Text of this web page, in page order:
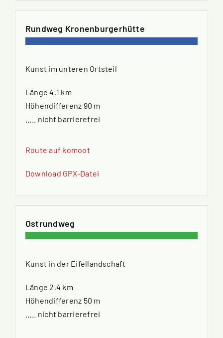
Rundweg Kronenburgerhütte
Kunst im unteren Ortsteil
Länge 4,1 km
Höhendifferenz 90 m
….. nicht barrierefrei
Ostrundweg
Kunst in der Eifellandschaft
Länge 2,4 km
Höhendifferenz 50 m
….. nicht barrierefrei
Route auf komoot
Download GPX-Datei